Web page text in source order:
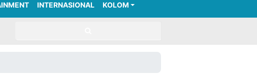
INTERNASIONAL KOLOM